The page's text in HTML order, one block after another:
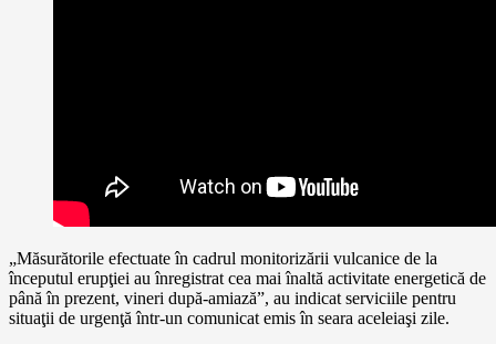
„Măsurătorile efectuate în cadrul monitorizării vulcanice de la
începutul erupţiei au înregistrat cea mai înaltă activitate energetică de
până în prezent, vineri după-amiază”, au indicat serviciile pentru
situaţii de urgenţă într-un comunicat emis în seara aceleiaşi zile.